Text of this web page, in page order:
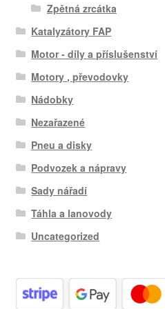
Zpětná zrcátka
Katalyzátory FAP
Motor - díly a příslušenství
Motory , převodovky
Nádobky
Nezařazené
Pneu a disky
Podvozek a nápravy
Sady nářadí
Táhla a lanovody
Uncategorized